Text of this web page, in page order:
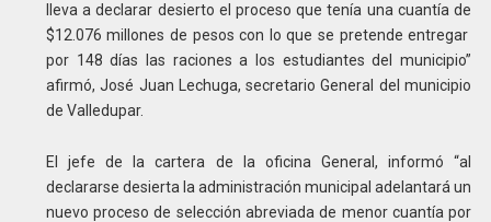
lleva a declarar desierto el proceso que tenía una cuantía de
$12.076 millones de pesos con lo que se pretende entregar
por 148 días las raciones a los estudiantes del municipio”
afirmó, José Juan Lechuga, secretario General del municipio
de Valledupar.
El jefe de la cartera de la oficina General, informó “al
declararse desierta la administración municipal adelantará un
nuevo proceso de selección abreviada de menor cuantía por